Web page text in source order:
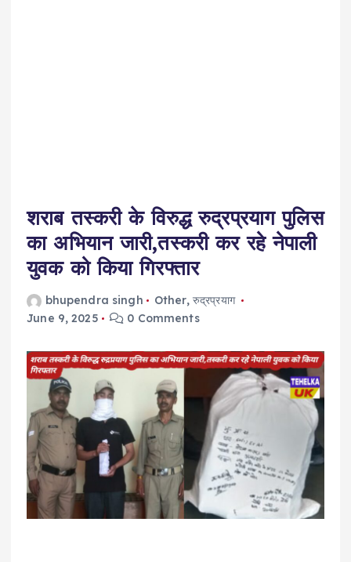
शराब तस्करी के विरुद्ध रुद्रप्रयाग पुलिस
का अभियान जारी,तस्करी कर रहे नेपाली
युवक को किया गिरफ्तार
bhupendra singh Other, रुद्रप्रयाग
June 9, 2025
0 Comments